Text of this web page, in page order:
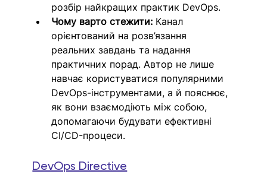
розбір найкращих практик DevOps.
Чому варто стежити: Канал
орієнтований на розв’язання
реальних завдань та надання
практичних порад. Автор не лише
навчає користуватися популярними
DevOps-інструментами, а й пояснює,
як вони взаємодіють між собою,
допомагаючи будувати ефективні
CI/CD-процеси.
DevOps Directive